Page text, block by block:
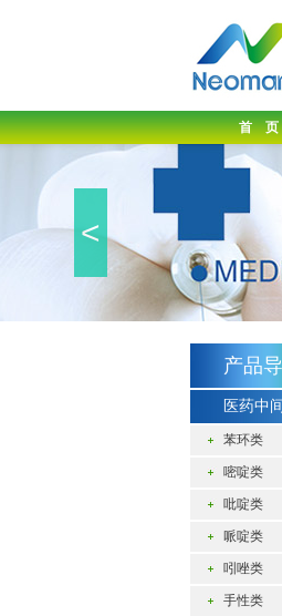
首 页
<
产品
医药中
苯环类
嘧啶类
吡啶类
哌啶类
吲唑类
手性类